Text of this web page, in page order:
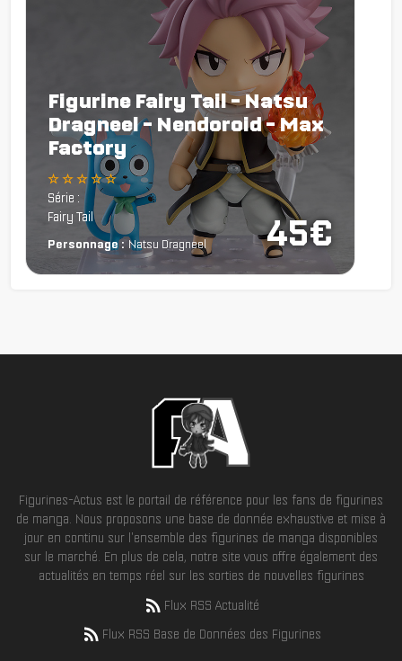
45€
Figurine Fairy Tail - Natsu
Dragneel - Nendoroid - Max
Factory
☆ ☆ ☆ ☆ ☆
Série :
Fairy Tail
Personnage : Natsu Dragneel
Figurines-Actus est le portail de référence pour les fans de figurines
de manga. Nous proposons une base de donnée exhaustive et mise à
jour en continu sur l'ensemble des figurines de manga disponibles
sur le marché. En plus de cela, notre site vous offre également des
actualités en temps réel sur les sorties de nouvelles figurines
Flux RSS Actualité
Flux RSS Base de Données des Figurines